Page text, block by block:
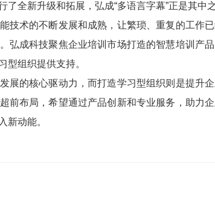
全新升级和拓展，弘成“多语言字幕”正是其中之
术的不断发展和成熟，让繁琐、重复的工作
弘成科技聚焦企业培训市场打造的智慧培训产
型组织提供支持。
的核心驱动力，而打造学习型组织则是提升
前布局，希望通过产品创新和专业服务，助力
新动能。